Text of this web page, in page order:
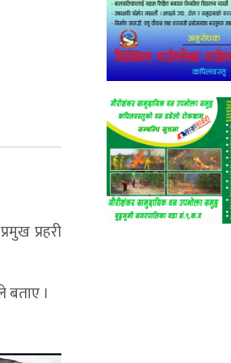
प्रहरी
बताए ।